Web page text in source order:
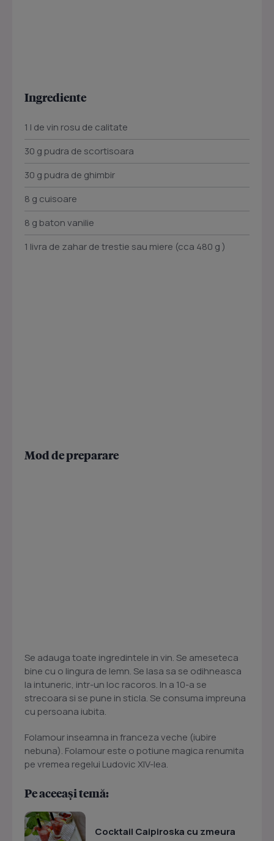
Ingrediente
1 l de vin rosu de calitate
30 g pudra de scortisoara
30 g pudra de ghimbir
8 g cuisoare
8 g baton vanilie
1 livra de zahar de trestie sau miere (cca 480 g )
Mod de preparare
Se adauga toate ingredintele in vin. Se ameseteca
bine cu o lingura de lemn. Se lasa sa se odihneasca
la intuneric, intr-un loc racoros. In a 10-a se
strecoara si se pune in sticla. Se consuma impreuna
cu persoana iubita.
Folamour inseamna in franceza veche (iubire
nebuna). Folamour este o potiune magica renumita
pe vremea regelui Ludovic XIV-lea.
Pe aceeași temă:
Cocktail Caipiroska cu zmeura